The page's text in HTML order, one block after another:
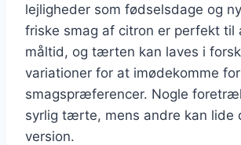
lejligheder som fødselsdage og
friske smag af citron er perfekt til
måltid, og tærten kan laves i
variationer for at imødekomme
smagspræferencer. Nogle
syrlig tærte, mens andre kan lide
version.